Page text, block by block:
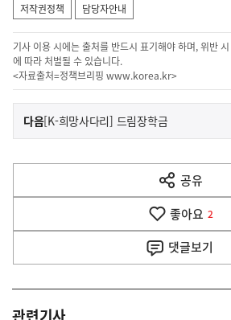
저작권정책
담당자안내
기사 이용 시에는 출처를 반드시 표기해야 하며, 위반 시
에 따라 처벌될 수 있습니다.
<자료출처=정책브리핑 www.korea.kr>
이
전
다
음
다음기
[K-희망사다리] 드림장학금
공유
열
기
좋아요 2
댓글보기